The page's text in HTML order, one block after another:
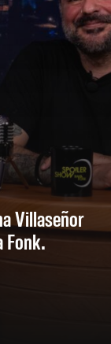
Villaseñor
Fonk.